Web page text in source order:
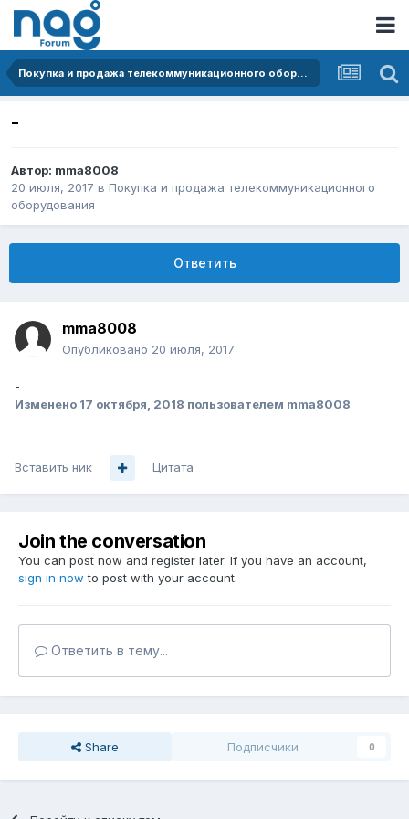
Покупка и продажа телекоммуникационного оборудования
-
Автор: mma8008
20 июля, 2017 в Покупка и продажа телекоммуникационного
оборудования
Ответить
mma8008
Опубликовано 20 июля, 2017
-
Изменено 17 октября, 2018 пользователем mma8008
Вставить ник Цитата
Join the conversation
You can post now and register later. If you have an account,
sign in now to post with your account.
Ответить в тему...
Share Подписчики 0